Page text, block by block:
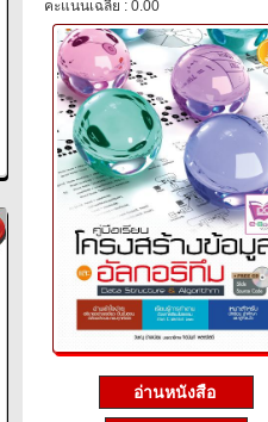
คะแนนเฉลี่ย : 0.00
อ่านหนังสือ